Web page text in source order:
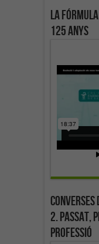
La
125 anys
Converses
2. Passat,
professió